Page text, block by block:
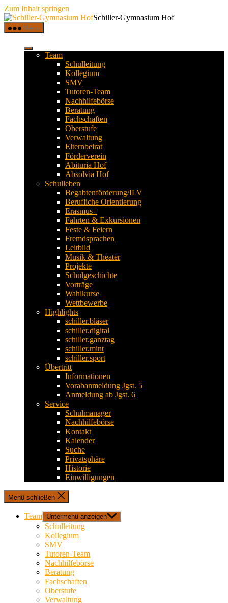
Zum Inhalt springen
Schiller-Gymnasium Hof
Menü
Team
Schulleitung
Kollegium
SMV
Tutoren-Team
Nachhilfebörse
Beratung
Fachschaften
Oberstufe
Verwaltung
Elternbeirat
Förderverein
Abituria Hof
Absolvia Hof
Schulleben
Begabtenförderung/ILV
Berufliche Orientierung
Erasmus+
Fahrten & Exkursionen
Feste & Feiern
Fremdsprachen
Leitbild
Musik & Theater
Projekte
Schulgeschichte
Vorträge
Wahlkurse
Wettbewerbe
Highlights
schiller.bläser
schiller.digital
schiller.ganztag
schiller.mint
schiller.sport
Übertritt
Informationen
Vorabanmeldung Jgst. 5
Anmeldung ab Jgst. 6
Service
Schulmanager
Nachhilfebörse
Kontakt
Kalender
Suche
Privatsphäre
Historie
Einwilligungen
Menü schließen
Team Untermenü anzeigen
Schulleitung
Kollegium
SMV
Tutoren-Team
Nachhilfebörse
Beratung
Fachschaften
Oberstufe
Verwaltung